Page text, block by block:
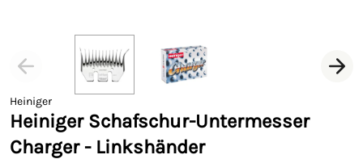
Heiniger
Heiniger Schafschur-Untermesser
Charger - Linkshänder